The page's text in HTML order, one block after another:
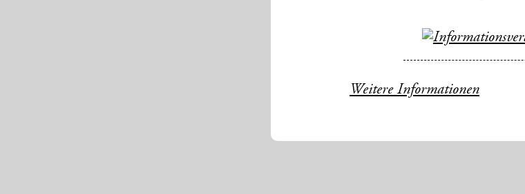
Weitere Informationen